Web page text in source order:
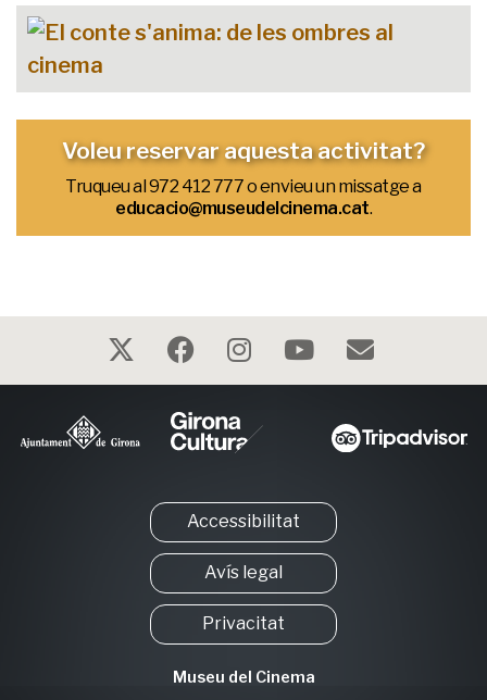
Voleu reservar aquesta activitat?
Truqueu al 972 412 777 o envieu un missatge a
educacio@museudelcinema.cat.
Accessibilitat
Avís legal
Privacitat
Museu del Cinema